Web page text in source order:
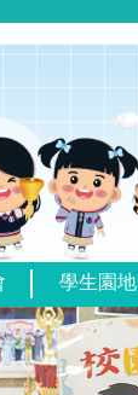
學生園地